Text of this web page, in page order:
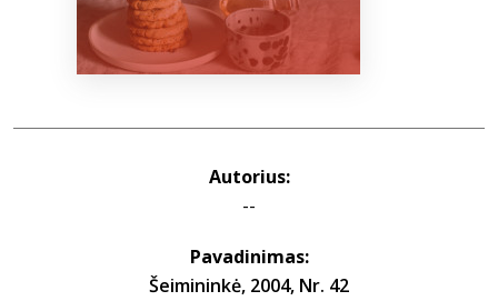
Autorius:
--
Pavadinimas:
Šeimininkė, 2004, Nr. 42